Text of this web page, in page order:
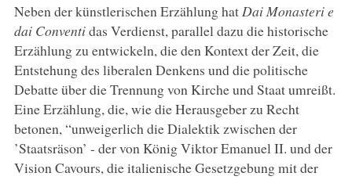
Neben der künstlerischen Erzählung hat Dai Monasteri e
dai Conventidas Verdienst, parallel dazu die historische
Erzählung zu entwickeln, die den Kontext der Zeit, die
Entstehung des liberalen Denkens und die politische
Debatte über die Trennung von Kirche und Staat umreißt.
Eine Erzählung, die, wie die Herausgeber zu Recht
betonen, “unweigerlich die Dialektik zwischen der
’Staatsräson’ - der von König Viktor Emanuel II. und der
Vision Cavours, die italienische Gesetzgebung mit der